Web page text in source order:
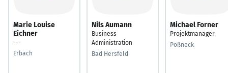
Marie Louise
Eichner
---
Erbach
Nils Aumann
Business
Administration
Bad Hersfeld
Michael Forner
Projektmanager
Pößneck